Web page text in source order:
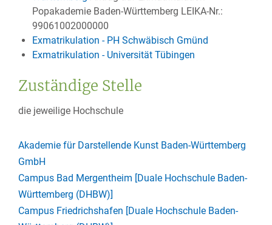
Popakademie Baden-Württemberg LEIKA-Nr.:
99061002000000
Exmatrikulation - PH Schwäbisch Gmünd
Exmatrikulation - Universität Tübingen
Zuständige Stelle
die jeweilige Hochschule
Akademie für Darstellende Kunst Baden-Württemberg
GmbH
Campus Bad Mergentheim [Duale Hochschule Baden-
Württemberg (DHBW)]
Campus Friedrichshafen [Duale Hochschule Baden-